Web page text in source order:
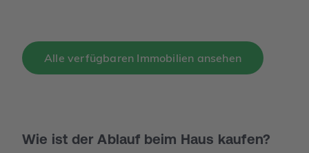
Alle verfügbaren Immobilien ansehen
Wie ist der Ablauf beim Haus kaufen?